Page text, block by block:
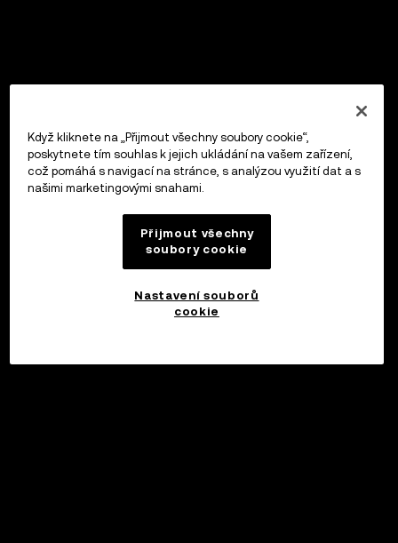
Když kliknete na „Přijmout všechny soubory cookie“,
poskytnete tím souhlas k jejich ukládání na vašem zařízení,
což pomáhá s navigací na stránce, s analýzou využití dat a s
našimi marketingovými snahami.
Přijmout všechny
soubory cookie
Nastavení souborů
cookie